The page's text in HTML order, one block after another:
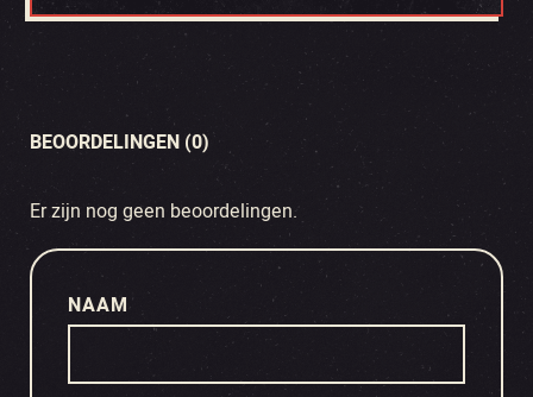
BEOORDELINGEN (0)
Er zijn nog geen beoordelingen.
NAAM